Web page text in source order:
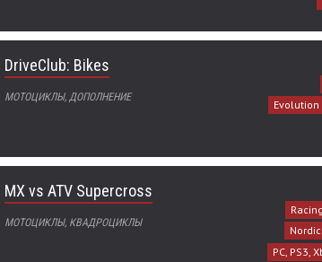
DriveClub: Bikes
МОТОЦИКЛЫ, ДОПОЛНЕНИЕ
Evolution
MX vs ATV Supercross
МОТОЦИКЛЫ, КВАДРОЦИКЛЫ
PC, PS3,